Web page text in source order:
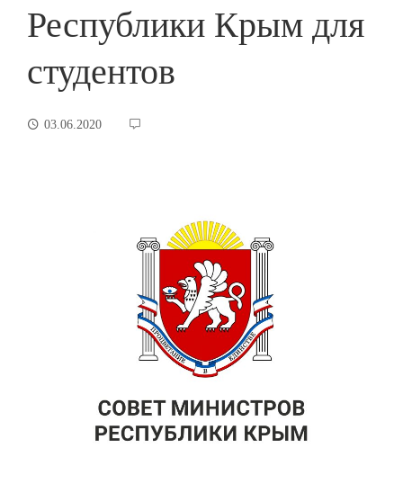
Республики Крым для
студентов
03.06.2020